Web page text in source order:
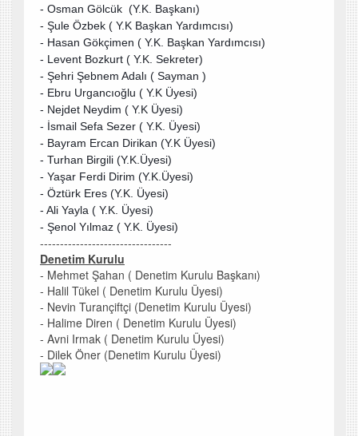
- Osman Gölcük (Y.K. Başkanı)
- Şule Özbek ( Y.K Başkan Yardımcısı)
- Hasan Gökçimen ( Y.K. Başkan Yardımcısı)
- Levent Bozkurt ( Y.K. Sekreter)
- Şehri Şebnem Adalı ( Sayman )
- Ebru Urgancıoğlu ( Y.K Üyesi)
- Nejdet Neydim ( Y.K Üyesi)
- İsmail Sefa Sezer ( Y.K. Üyesi)
- Bayram Ercan Dirikan (Y.K Üyesi)
- Turhan Birgili (Y.K.Üyesi)
- Yaşar Ferdi Dirim (Y.K.Üyesi)
- Öztürk Eres (Y.K. Üyesi)
- Ali Yayla ( Y.K. Üyesi)
- Şenol Yılmaz ( Y.K. Üyesi)
---------------------------------
Denetim Kurulu
- Mehmet Şahan ( Denetim Kurulu Başkanı)
- Halil Tükel ( Denetim Kurulu Üyesi)
- Nevin Turançiftçi (Denetim Kurulu Üyesi)
- Halime Diren ( Denetim Kurulu Üyesi)
- Avni Irmak ( Denetim Kurulu Üyesi)
- Dilek Öner (Denetim Kurulu Üyesi)